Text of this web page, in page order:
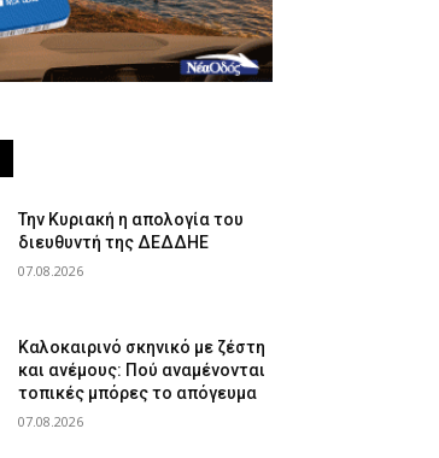
Την Κυριακή η απολογία του
διευθυντή της ΔΕΔΔΗΕ
07.08.2026
Καλοκαιρινό σκηνικό με ζέστη
και ανέμους: Πού αναμένονται
τοπικές μπόρες το απόγευμα
07.08.2026